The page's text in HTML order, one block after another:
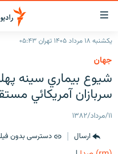
لینک‌های
قابلیت
دسترسی
بازگشت
اصلی
رفتن
به
صفحه
جستجو
ایران
جهان
برنامه‌های رادیویی
پادکست
چندرسانه‌ای
یکشنبه ۱۸ مرداد ۱۴۰۵ تهران ۰۵:۴۳
جهان
شيوع بيماري سينه
سربازان آمريكائي
۱۱/مرداد/۱۳۸۲
ارسال
دسترسی بدون